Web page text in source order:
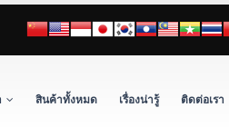
สินค้าทั้งหมด เรื่องน่ารู้ ติดต่อเรา